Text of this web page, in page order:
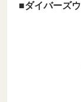
■ダイバーズ